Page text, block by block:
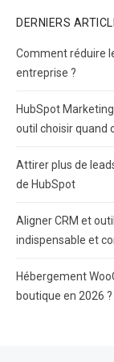
DERNIERS
Comment réduire
entreprise ?
HubSpot
outil choisir quand
Attirer plus de
de HubSpot
Aligner CRM et
indispensable et
Hébergement
boutique en 2026 ?